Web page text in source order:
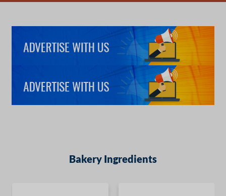
Bakery Ingredients